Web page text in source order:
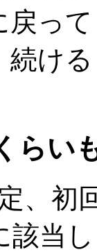
戻っ
続け
らい
、
該当